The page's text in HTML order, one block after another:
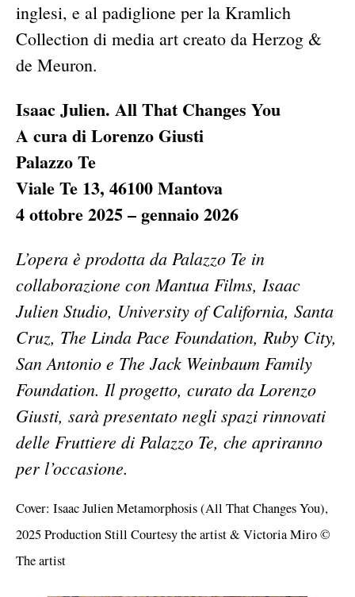
inglesi, e al padiglione per la Kramlich
Collection di media art creato da Herzog &
de Meuron.
Isaac Julien. All That Changes You
A cura di Lorenzo Giusti
Palazzo Te
Viale Te 13, 46100 Mantova
4 ottobre 2025 – gennaio 2026
L’opera è prodotta da Palazzo Te in
collaborazione con Mantua Films, Isaac
Julien Studio, University of California, Santa
Cruz, The Linda Pace Foundation, Ruby City,
San Antonio e The Jack Weinbaum Family
Foundation. Il progetto, curato da Lorenzo
Giusti, sarà presentato negli spazi rinnovati
delle Fruttiere di Palazzo Te, che apriranno
per l’occasione.
Cover: Isaac Julien Metamorphosis (All That Changes You),
2025 Production Still Courtesy the artist & Victoria Miro ©
The artist